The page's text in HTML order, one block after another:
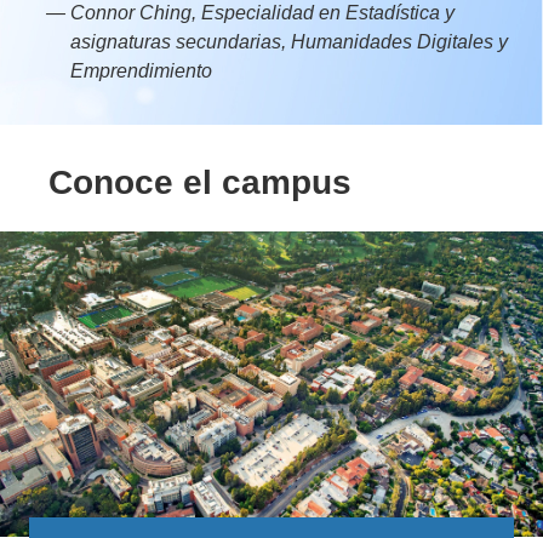
— Connor Ching, Especialidad en Estadística y
asignaturas secundarias, Humanidades Digitales y
Emprendimiento
Conoce el campus